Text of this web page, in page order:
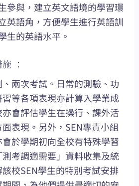
參與，建立英文語境的學習環
英語角，方便學生進行英語訓
生的英語水平。
：
兩次考試。日常的測驗、功
等各項表現亦計算入學業成
會評估學生在操行、課外活
表現。另外，SEN專責小組
於學期初向全校有特殊學習
考調適需要」資料收集及統
校SEN學生的特別考試安排